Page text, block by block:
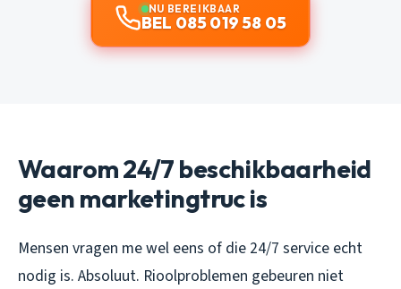
NU BEREIKBAAR
BEL 085 019 58 05
Waarom 24/7 beschikbaarheid
geen marketingtruc is
Mensen vragen me wel eens of die 24/7 service echt
nodig is. Absoluut. Rioolproblemen gebeuren niet